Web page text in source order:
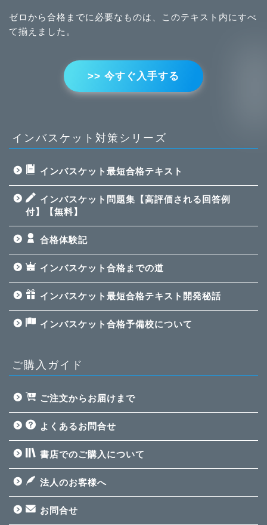
ゼロから合格までに必要なものは、このテキスト内にすべ
て揃えました。
>> 今すぐ入手する
インバスケット対策シリーズ
インバスケット最短合格テキスト
インバスケット問題集【高評価される回答例
付】【無料】
合格体験記
インバスケット合格までの道
インバスケット最短合格テキスト開発秘話
インバスケット合格予備校について
ご購入ガイド
ご注文からお届けまで
よくあるお問合せ
書店でのご購入について
法人のお客様へ
お問合せ
インバスケット最短合格
【高評価される回答例